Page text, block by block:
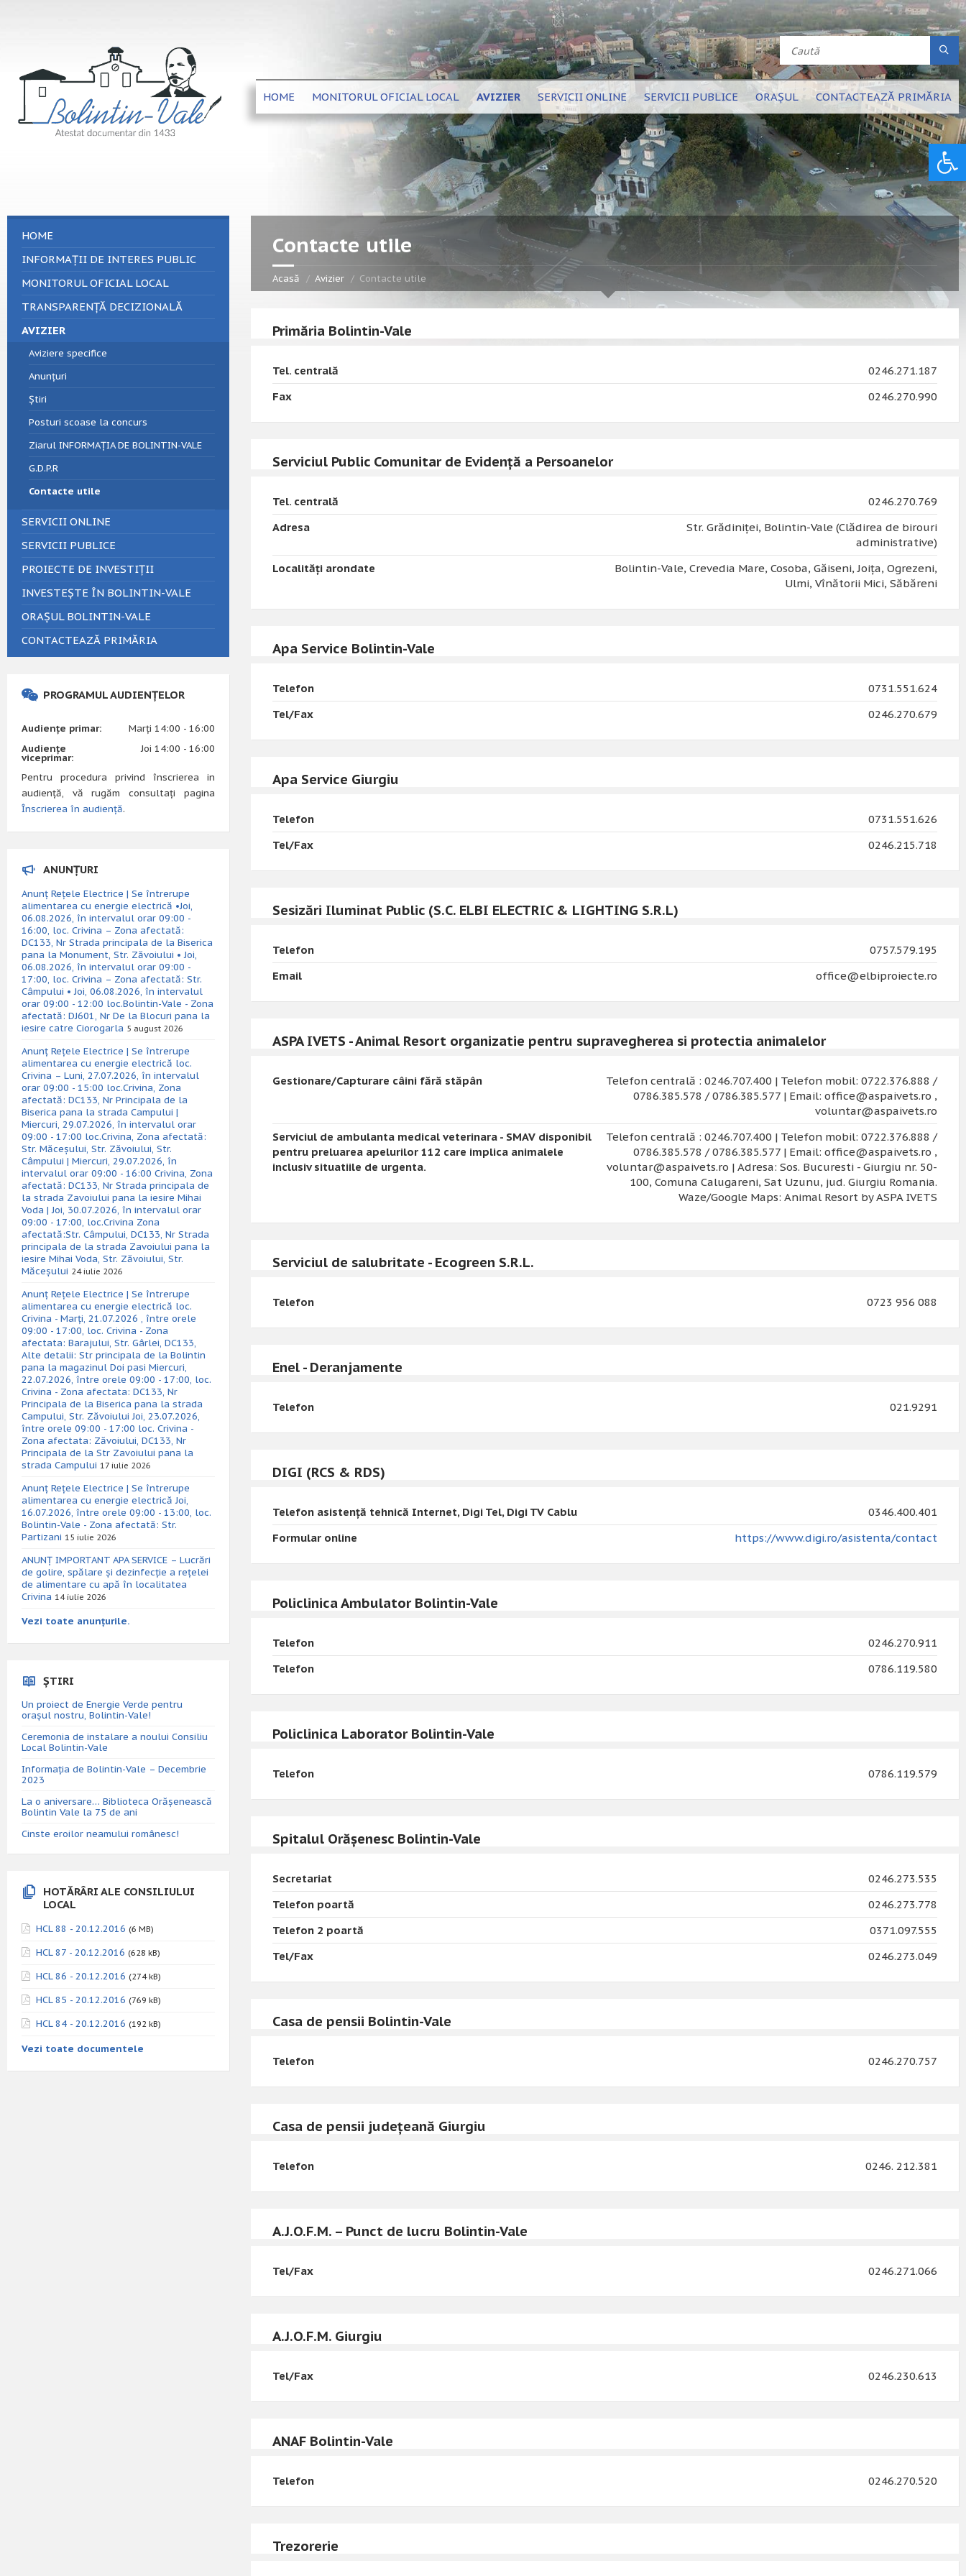
HOME MONITORUL OFICIAL LOCAL AVIZIER SERVICII ONLINE SERVICII PUBLICE ORAȘUL CONTACTEAZĂ PRIMĂRIA
Contacte utile
Acasă Avizier Contacte utile
Primăria Bolintin-Vale
Tel. centrală
0246.271.187
Fax
0246.270.990
Serviciul Public Comunitar de Evidență a Persoanelor
Tel. centrală
0246.270.769
Adresa
Str. Grădiniței, Bolintin-Vale (Clădirea de birouri
administrative)
Localități arondate
Bolintin-Vale, Crevedia Mare, Cosoba, Găiseni, Joiţa, Ogrezeni,
Ulmi, Vînătorii Mici, Săbăreni
Apa Service Bolintin-Vale
Telefon
0731.551.624
Tel/Fax
0246.270.679
Apa Service Giurgiu
Telefon
0731.551.626
Tel/Fax
0246.215.718
Sesizări Iluminat Public (S.C. ELBI ELECTRIC & LIGHTING S.R.L)
Telefon
0757.579.195
Email
office@elbiproiecte.ro
ASPA IVETS - Animal Resort organizatie pentru supravegherea si protectia animalelor
Gestionare/Capturare câini fără stăpân
Telefon centrală : 0246.707.400 | Telefon mobil: 0722.376.888 /
0786.385.578 / 0786.385.577 | Email: office@aspaivets.ro ,
voluntar@aspaivets.ro
Serviciul de ambulanta medical veterinara - SMAV disponibil
pentru preluarea apelurilor 112 care implica animalele
inclusiv situatiile de urgenta.
Telefon centrală : 0246.707.400 | Telefon mobil: 0722.376.888 /
0786.385.578 / 0786.385.577 | Email: office@aspaivets.ro ,
voluntar@aspaivets.ro | Adresa: Sos. Bucuresti - Giurgiu nr. 50-
100, Comuna Calugareni, Sat Uzunu, jud. Giurgiu Romania.
Waze/Google Maps: Animal Resort by ASPA IVETS
Serviciul de salubritate - Ecogreen S.R.L.
Telefon 0723 956 088
Enel - Deranjamente
Telefon 021.9291
DIGI (RCS & RDS)
Telefon asistență tehnică Internet, Digi Tel, Digi TV Cablu
0346.400.401
Formular online
https://www.digi.ro/asistenta/contact
Policlinica Ambulator Bolintin-Vale
Telefon
0246.270.911
Telefon
0786.119.580
Policlinica Laborator Bolintin-Vale
Telefon 0786.119.579
Spitalul Orășenesc Bolintin-Vale
Secretariat
0246.273.535
Telefon poartă
0246.273.778
Telefon 2 poartă
0371.097.555
Tel/Fax
0246.273.049
Casa de pensii Bolintin-Vale
Telefon 0246.270.757
Casa de pensii județeană Giurgiu
Telefon 0246. 212.381
A.J.O.F.M. – Punct de lucru Bolintin-Vale
Tel/Fax 0246.271.066
A.J.O.F.M. Giurgiu
Tel/Fax 0246.230.613
ANAF Bolintin-Vale
Telefon 0246.270.520
Trezorerie
HOME
INFORMAȚII DE INTERES PUBLIC
MONITORUL OFICIAL LOCAL
TRANSPARENȚĂ DECIZIONALĂ
AVIZIER
Aviziere specifice
Anunțuri
Știri
Posturi scoase la concurs
Ziarul INFORMAȚIA DE BOLINTIN-VALE
G.D.P.R
Contacte utile
SERVICII ONLINE
SERVICII PUBLICE
PROIECTE DE INVESTIȚII
INVESTEȘTE ÎN BOLINTIN-VALE
ORAȘUL BOLINTIN-VALE
CONTACTEAZĂ PRIMĂRIA
PROGRAMUL AUDIENȚELOR
Audiențe primar:
Marți 14:00 - 16:00
Audiențe
viceprimar:
Joi 14:00 - 16:00
Pentru procedura privind înscrierea in
audiență, vă rugăm consultați pagina
Înscrierea în audiență.
ANUNȚURI
Anunț Rețele Electrice | Se întrerupe
alimentarea cu energie electrică •Joi,
06.08.2026, în intervalul orar 09:00 -
16:00, loc. Crivina – Zona afectată:
DC133, Nr Strada principala de la Biserica
pana la Monument, Str. Zăvoiului • Joi,
06.08.2026, în intervalul orar 09:00 -
17:00, loc. Crivina – Zona afectată: Str.
Câmpului • Joi, 06.08.2026, în intervalul
orar 09:00 - 12:00 loc.Bolintin-Vale - Zona
afectată: DJ601, Nr De la Blocuri pana la
iesire catre Ciorogarla 5 august 2026
Anunț Rețele Electrice | Se întrerupe
alimentarea cu energie electrică loc.
Crivina – Luni, 27.07.2026, în intervalul
orar 09:00 - 15:00 loc.Crivina, Zona
afectată: DC133, Nr Principala de la
Biserica pana la strada Campului |
Miercuri, 29.07.2026, în intervalul orar
09:00 - 17:00 loc.Crivina, Zona afectată:
Str. Măceșului, Str. Zăvoiului, Str.
Câmpului | Miercuri, 29.07.2026, în
intervalul orar 09:00 - 16:00 Crivina, Zona
afectată: DC133, Nr Strada principala de
la strada Zavoiului pana la iesire Mihai
Voda | Joi, 30.07.2026, în intervalul orar
09:00 - 17:00, loc.Crivina Zona
afectată:Str. Câmpului, DC133, Nr Strada
principala de la strada Zavoiului pana la
iesire Mihai Voda, Str. Zăvoiului, Str.
Măceșului 24 iulie 2026
Anunț Rețele Electrice | Se întrerupe
alimentarea cu energie electrică loc.
Crivina - Marți, 21.07.2026 , între orele
09:00 - 17:00, loc. Crivina - Zona
afectata: Barajului, Str. Gârlei, DC133,
Alte detalii: Str principala de la Bolintin
pana la magazinul Doi pasi Miercuri,
22.07.2026, între orele 09:00 - 17:00, loc.
Crivina - Zona afectata: DC133, Nr
Principala de la Biserica pana la strada
Campului, Str. Zăvoiului Joi, 23.07.2026,
între orele 09:00 - 17:00 loc. Crivina -
Zona afectata: Zăvoiului, DC133, Nr
Principala de la Str Zavoiului pana la
strada Campului 17 iulie 2026
Anunț Rețele Electrice | Se întrerupe
alimentarea cu energie electrică Joi,
16.07.2026, între orele 09:00 - 13:00, loc.
Bolintin-Vale - Zona afectată: Str.
Partizani 15 iulie 2026
ANUNȚ IMPORTANT APA SERVICE – Lucrări
de golire, spălare și dezinfecție a rețelei
de alimentare cu apă în localitatea
Crivina 14 iulie 2026
Vezi toate anunțurile.
ȘTIRI
Un proiect de Energie Verde pentru
orașul nostru, Bolintin-Vale!
Ceremonia de instalare a noului Consiliu
Local Bolintin-Vale
Informația de Bolintin-Vale – Decembrie
2023
La o aniversare… Biblioteca Orăşenească
Bolintin Vale la 75 de ani
Cinste eroilor neamului românesc!
HOTĂRÂRI ALE CONSILIULUI
LOCAL
HCL 88 - 20.12.2016 (6 MB)
HCL 87 - 20.12.2016 (628 kB)
HCL 86 - 20.12.2016 (274 kB)
HCL 85 - 20.12.2016 (769 kB)
HCL 84 - 20.12.2016 (192 kB)
Vezi toate documentele
Deschide bara de unelte